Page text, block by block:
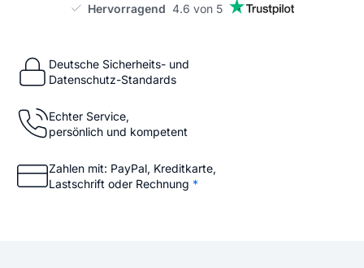
Hervorragend 4.6 von 5
Deutsche Sicherheits- und
Datenschutz-Standards
Echter Service,
persönlich und kompetent
Zahlen mit: PayPal, Kreditkarte,
Lastschrift oder Rechnung *